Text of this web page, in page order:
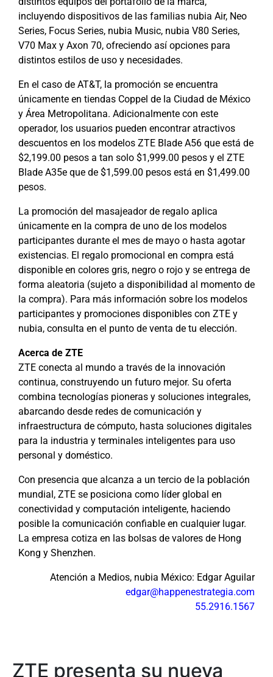
incluyendo dispositivos de las familias nubia Air, Neo
Series, Focus Series, nubia Music, nubia V80 Series,
V70 Max y Axon 70, ofreciendo así opciones para
distintos estilos de uso y necesidades.
En el caso de AT&T, la promoción se encuentra
únicamente en tiendas Coppel de la Ciudad de México
y Área Metropolitana. Adicionalmente con este
operador, los usuarios pueden encontrar atractivos
descuentos en los modelos ZTE Blade A56 que está de
$2,199.00 pesos a tan solo $1,999.00 pesos y el ZTE
Blade A35e que de $1,599.00 pesos está en $1,499.00
pesos.
La promoción del masajeador de regalo aplica
únicamente en la compra de uno de los modelos
participantes durante el mes de mayo o hasta agotar
existencias. El regalo promocional en compra está
disponible en colores gris, negro o rojo y se entrega de
forma aleatoria (sujeto a disponibilidad al momento de
la compra). Para más información sobre los modelos
participantes y promociones disponibles con ZTE y
nubia, consulta en el punto de venta de tu elección.
Acerca de ZTE
ZTE conecta al mundo a través de la innovación
continua, construyendo un futuro mejor. Su oferta
combina tecnologías pioneras y soluciones integrales,
abarcando desde redes de comunicación y
infraestructura de cómputo, hasta soluciones digitales
para la industria y terminales inteligentes para uso
personal y doméstico.
Con presencia que alcanza a un tercio de la población
mundial, ZTE se posiciona como líder global en
conectividad y computación inteligente, haciendo
posible la comunicación confiable en cualquier lugar.
La empresa cotiza en las bolsas de valores de Hong
Kong y Shenzhen.
Atención a Medios, nubia México: Edgar Aguilar
edgar@happenestrategia.com
55.2916.1567
ZTE presenta su nueva